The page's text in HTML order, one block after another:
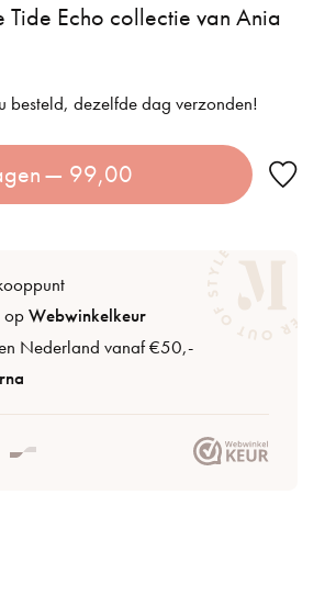
Echo collectie van Ania
dezelfde dag verzonden!
— 99,00
opWebwinkelkeur
Nederland vanaf €50,-